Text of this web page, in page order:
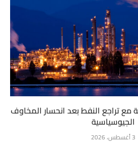
مع تراجع النفط بعد انحسار المخاوف
الجيوسياسية
3 أغسطس، 2026